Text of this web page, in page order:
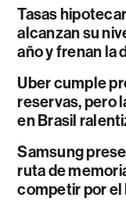
Tasas
alcanzan su
año y frenan la
Uber cumple
reservas, pero
en Brasil
Samsung
ruta de
competir por el